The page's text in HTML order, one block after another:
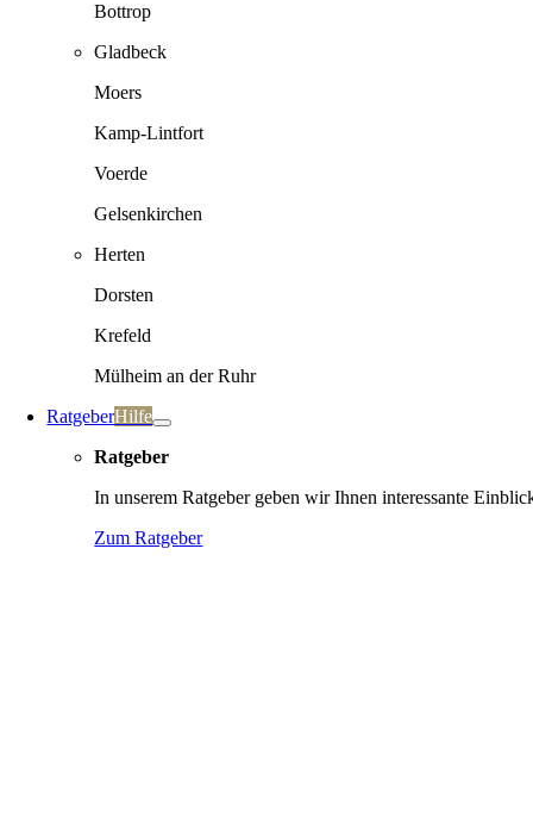
Bottrop
Gladbeck
Moers
Kamp-Lintfort
Voerde
Gelsenkirchen
Herten
Dorsten
Krefeld
Mülheim an der Ruhr
RatgeberHilfe
Ratgeber
In unserem Ratgeber geben wir Ihnen interessante
Zum Ratgeber